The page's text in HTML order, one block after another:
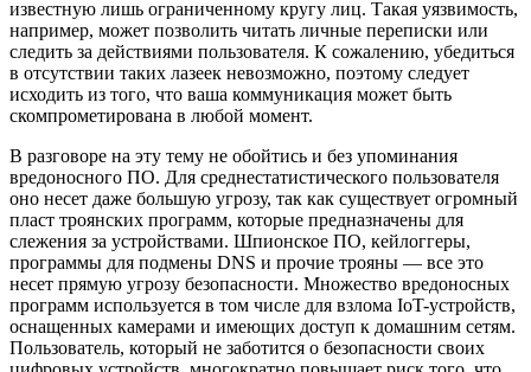
известную лишь ограниченному кругу лиц. Такая уязвимость,
например, может позволить читать личные переписки или
следить за действиями пользователя. К сожалению, убедиться
в отсутствии таких лазеек невозможно, поэтому следует
исходить из того, что ваша коммуникация может быть
скомпрометирована в любой момент.
В разговоре на эту тему не обойтись и без упоминания
вредоносного ПО. Для среднестатистического пользователя
оно несет даже большую угрозу, так как существует огромный
пласт троянских программ, которые предназначены для
слежения за устройствами. Шпионское ПО, кейлоггеры,
программы для подмены DNS и прочие трояны — все это
несет прямую угрозу безопасности. Множество вредоносных
программ используется в том числе для взлома IoT-устройств,
оснащенных камерами и имеющих доступ к домашним сетям.
Пользователь, который не заботится о безопасности своих